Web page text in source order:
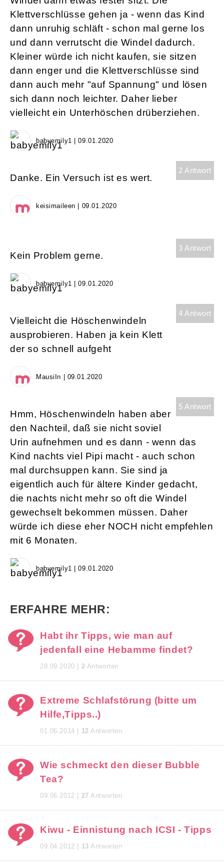
Klettverschlüsse gehen ja - wenn das Kind
dann unruhig schläft - schon mal gerne los
und dann verrutscht die Windel dadurch.
Kleiner würde ich nicht kaufen, sie sitzen
dann enger und die Klettverschlüsse sind
dann auch mehr "auf Spannung" und lösen
sich dann noch leichter. Daher lieber
vielleicht ein Unterhöschen drüberziehen.
babyemily1 | 09.01.2020
2 Antwort
Danke. Ein Versuch ist es wert.
keisimaileen | 09.01.2020
3 Antwort
Kein Problem gerne.
babyemily1 | 09.01.2020
4 Antwort
Vielleicht die Höschenwindeln
ausprobieren. Haben ja kein Klett
der so schnell aufgeht
MausiIn | 09.01.2020
5 Antwort
Hmm, Höschenwindeln haben aber
den Nachteil, daß sie nicht soviel
Urin aufnehmen und es dann - wenn das
Kind nachts viel Pipi macht - auch schon
mal durchsuppen kann. Sie sind ja
eigentlich auch für ältere Kinder gedacht,
die nachts nicht mehr so oft die Windel
gewechselt bekommen müssen. Daher
würde ich diese eher NOCH nicht empfehlen
mit 6 Monaten.
babyemily1 | 09.01.2020
ERFAHRE MEHR:
Habt ihr Tipps, wie man auf
jedenfall eine Hebamme findet?
28.09.2020 | 2 Antworten
Extreme Schlafstörung (bitte um
Hilfe,Tipps..)
01.06.2014 | 12 Antworten
Wie schmeckt den dieser Bubble
Tea?
09.06.2012 | 27 Antworten
Kiwu - Einnistung nach ICSI - Tipps
09.04.2012 | 13 Antworten